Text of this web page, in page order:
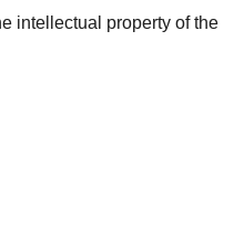
intellectual property of the